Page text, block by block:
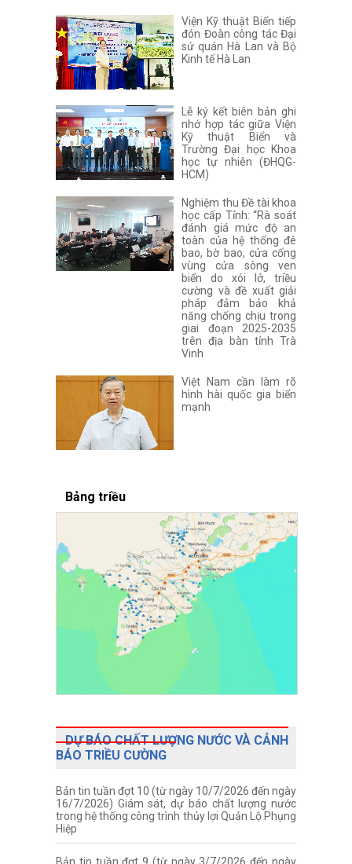
Viện Kỹ thuật Biển tiếp
đón Đoàn công tác Đại
sứ quán Hà Lan và Bộ
Kinh tế Hà Lan
Lễ ký kết biên bản ghi
nhớ hợp tác giữa Viện
Kỹ thuật Biển và
Trường Đại học Khoa
học tự nhiên (ĐHQG-
HCM)
Nghiệm thu Đề tài khoa
học cấp Tỉnh: “Rà soát
đánh giá mức độ an
toàn của hệ thống đê
bao, bờ bao, cửa cống
vùng cửa sông ven
biển do xói lở, triều
cường và đề xuất giải
pháp đảm bảo khả
năng chống chịu trong
giai đoạn 2025-2035
trên địa bàn tỉnh Trà
Vinh
Việt Nam cần làm rõ
hình hài quốc gia biển
mạnh
Bảng triều
DỰ BÁO CHẤT LƯỢNG NƯỚC VÀ CẢNH
BÁO TRIỀU CƯỜNG
Bản tin tuần đợt 10 (từ ngày 10/7/2026 đến ngày
16/7/2026) Giám sát, dự báo chất lượng nước
trong hệ thống công trình thủy lợi Quản Lộ Phụng
Hiệp